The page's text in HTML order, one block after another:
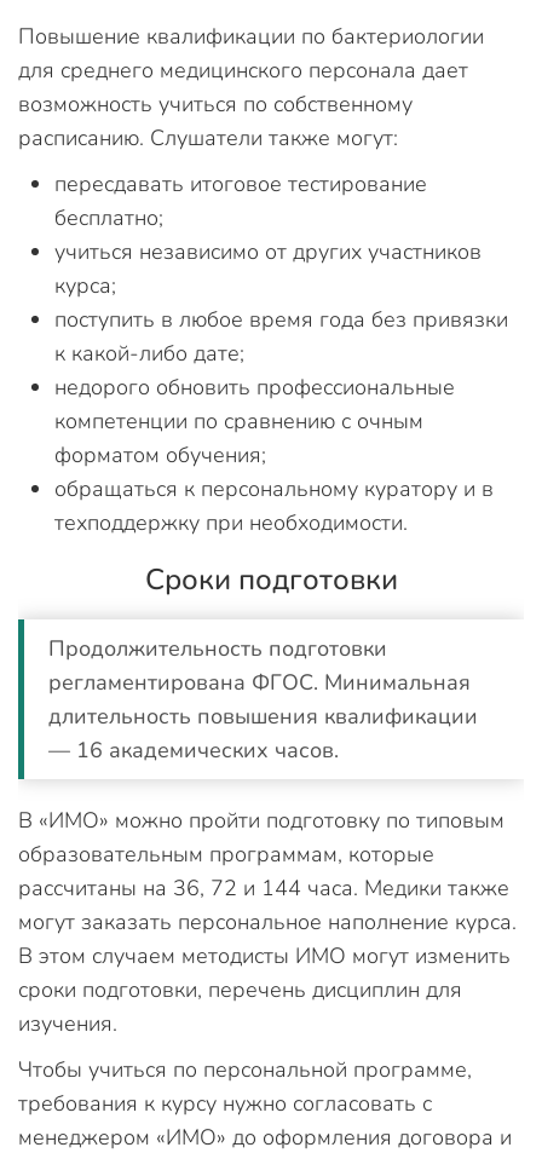
Повышение квалификации по бактериологии
для среднего медицинского персонала дает
возможность учиться по собственному
расписанию. Слушатели также могут:
пересдавать итоговое тестирование
бесплатно;
учиться независимо от других участников
курса;
поступить в любое время года без привязки
к какой-либо дате;
недорого обновить профессиональные
компетенции по сравнению с очным
форматом обучения;
обращаться к персональному куратору и в
техподдержку при необходимости.
Сроки подготовки
Продолжительность подготовки
регламентирована ФГОС. Минимальная
длительность повышения квалификации
— 16 академических часов.
В «ИМО» можно пройти подготовку по типовым
образовательным программам, которые
рассчитаны на 36, 72 и 144 часа. Медики также
могут заказать персональное наполнение курса.
В этом случаем методисты ИМО могут изменить
сроки подготовки, перечень дисциплин для
изучения.
Чтобы учиться по персональной программе,
требования к курсу нужно согласовать с
менеджером «ИМО» до оформления договора и